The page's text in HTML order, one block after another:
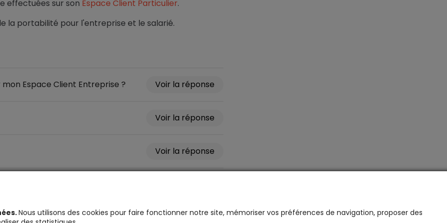
effectuées sur son Espace Client Particulier.
la portabilité pour l'entreprise et le salarié.
Espace Client Entreprise ?
Nous utilisons des cookies pour faire fonctionner notre site, mémoriser vos préférences de navigation, proposer des